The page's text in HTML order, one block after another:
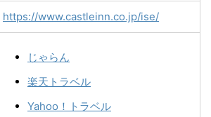
https://www.castleinn.co.jp/ise/
じゃらん
楽天トラベル
Yahoo！トラベル